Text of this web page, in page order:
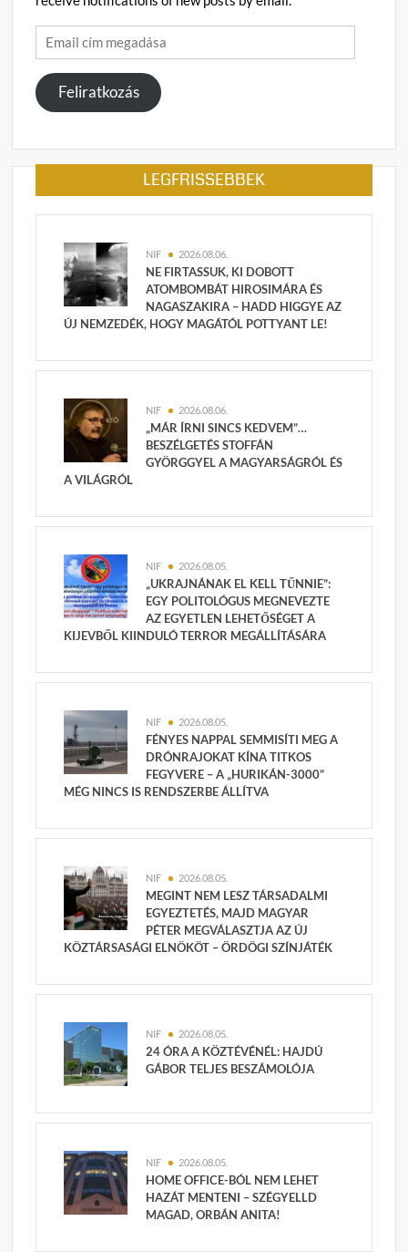
Email
cím
megadása
Feliratkozás
LEGFRISSEBBEK
NIF 2026.08.06.
NE FIRTASSUK, KI DOBOTT
ATOMBOMBÁT HIROSIMÁRA ÉS
NAGASZAKIRA – HADD HIGGYE AZ
ÚJ NEMZEDÉK, HOGY MAGÁTÓL POTTYANT LE!
NIF 2026.08.06.
„MÁR ÍRNI SINCS KEDVEM”…
BESZÉLGETÉS STOFFÁN
GYÖRGGYEL A MAGYARSÁGRÓL ÉS
A VILÁGRÓL
NIF 2026.08.05.
„UKRAJNÁNAK EL KELL TŰNNIE”:
EGY POLITOLÓGUS MEGNEVEZTE
AZ EGYETLEN LEHETŐSÉGET A
KIJEVBŐL KIINDULÓ TERROR MEGÁLLÍTÁSÁRA
NIF 2026.08.05.
FÉNYES NAPPAL SEMMISÍTI MEG A
DRÓNRAJOKAT KÍNA TITKOS
FEGYVERE – A „HURIKÁN-3000”
MÉG NINCS IS RENDSZERBE ÁLLÍTVA
NIF 2026.08.05.
MEGINT NEM LESZ TÁRSADALMI
EGYEZTETÉS, MAJD MAGYAR
PÉTER MEGVÁLASZTJA AZ ÚJ
KÖZTÁRSASÁGI ELNÖKÖT – ÖRDÖGI SZÍNJÁTÉK
NIF 2026.08.05.
24 ÓRA A KÖZTÉVÉNÉL: HAJDÚ
GÁBOR TELJES BESZÁMOLÓJA
NIF 2026.08.05.
HOME OFFICE-BÓL NEM LEHET
HAZÁT MENTENI – SZÉGYELLD
MAGAD, ORBÁN ANITA!